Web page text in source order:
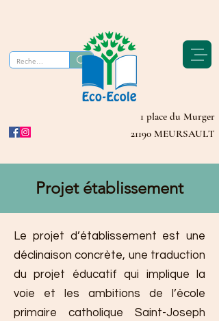
1 place du Murger
21190 MEURSAULT
Projet établissement
Le projet d’établissement est une
déclinaison concrète, une traduction
du projet éducatif qui implique la
voie et les ambitions de l’école
primaire catholique Saint-Joseph